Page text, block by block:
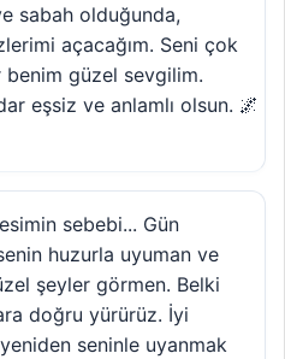
sabah olduğunda,
açacağım. Seni çok
güzel sevgilim.
eşsiz ve anlamlı olsun. 🌌
sebebi... Gün
huzurla uyuman ve
şeyler görmen. Belki
doğru yürürüz. İyi
seninle uyanmak